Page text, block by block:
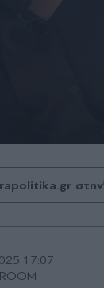
στην
17:07